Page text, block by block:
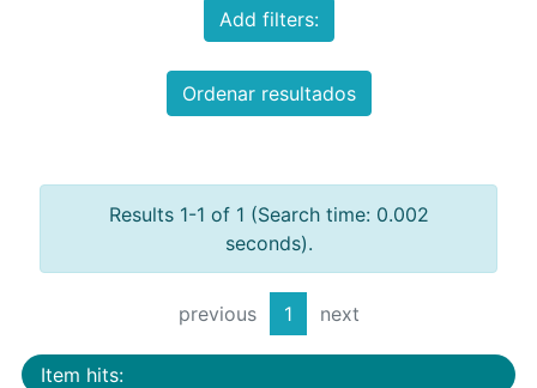
Add filters:
Ordenar resultados
Results 1-1 of 1 (Search time: 0.002
seconds).
previous 1 next
Item hits: